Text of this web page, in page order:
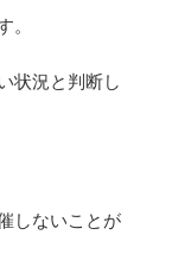
。
状況と判断し
しないことが